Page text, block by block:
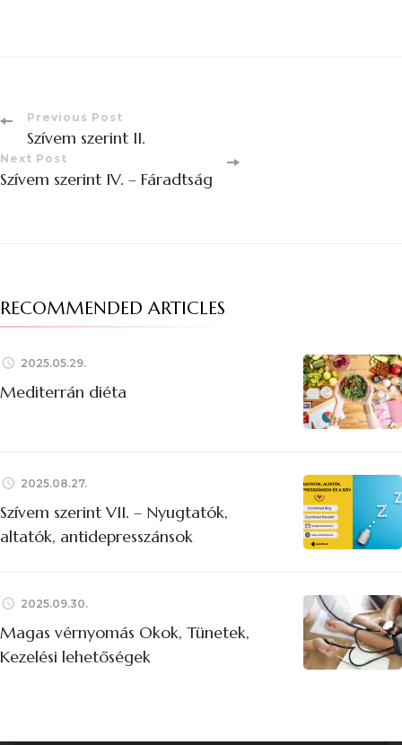
Previous Post
Szívem szerint II.
Next Post
Szívem szerint IV. – Fáradtság
RECOMMENDED ARTICLES
2025.05.29.
Mediterrán diéta
2025.08.27.
Szívem szerint VII. – Nyugtatók,
altatók, antidepresszánsok
2025.09.30.
Magas vérnyomás Okok, Tünetek,
Kezelési lehetőségek